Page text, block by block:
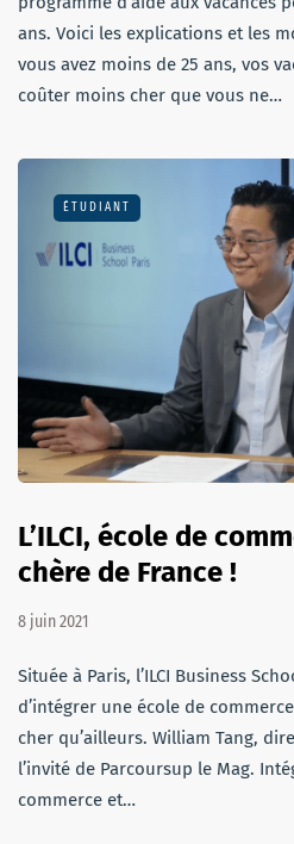
ans. Voici les explications et les
vous avez moins de 25 ans, vos
coûter moins cher que vous ne…
ÉTUDIANT
L’ILCI, école de
chère de France !
8 juin 2021
Située à Paris, l’ILCI Business
d’intégrer une école de
cher qu’ailleurs. William Tang,
l’invité de Parcoursup le Mag.
commerce et…